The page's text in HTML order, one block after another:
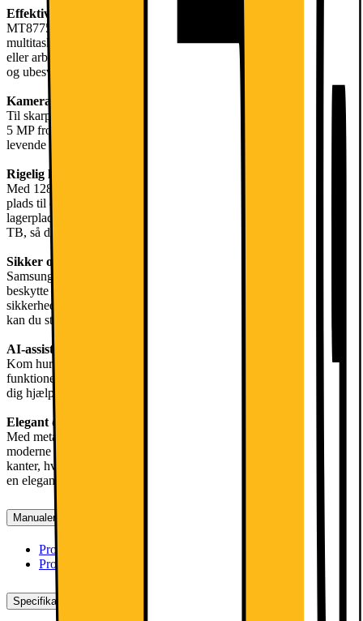
Effektiv ydeevne
MT8775-processoren sikrer, at apps starter hurtigt, og at
multitasking forløber ubesværet. Uanset om du streamer, browser
eller arbejder med flere apps samtidigt, kan du forvente en responsiv
og ubesværet oplevelse.
Kamera
Til skarpe videoopkald og spontane selfies har Galaxy Tab A11+ et
5 MP frontkamera og et 8 MP bagkamera, der er klar til at optage
levende billeder og videoer.
Rigelig lagerplads
Med 128 GB intern lagerplads tilbyder Galaxy Tab A11+ masser af
plads til dine billeder, videoer og apps. Hvis du har brug for mere
lagerplads, kan du nemt udvide den med et microSD-kort på op til 2
TB, så du aldrig løber tør for plads til dit yndlingsindhold.
Sikker og personlig
Samsung Knox leverer avancerede sikkerhedsfunktioner til at
beskytte dine filer og oplysninger. Med regelmæssige
sikkerhedsopdateringer og langsigtet support til operativsystemet
kan du stole på, at din tablet er sikker og opdateret.
AI-assisterede funktioner
Kom hurtigt gennem dine daglige opgaver med AI-assisterede
funktioner som Gemini og Circle to Search with Google, der giver
dig hjælp direkte på skærmen.
Elegant design
Med metalkonstruktion og Gorilla Glass 3 har Galaxy Tab A11+ et
moderne og stilfuldt design med slanke rammer og blødt formede
kanter, hvilket gør den behagelig at bruge. Tabletten er tilgængelig i
en elegant grå farve, der passer til enhver stil.
Manualer, downloads, garanti og support
Produktdatablad (engelsk)
Produktdatablad (dansk)
Specifikationer